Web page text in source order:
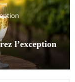
l’exception